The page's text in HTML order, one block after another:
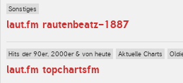
Sonstiges
laut.fm rautenbeatz-1887
Hits der 90er, 2000er & von heute Aktuelle Charts
laut.fm topchartsfm